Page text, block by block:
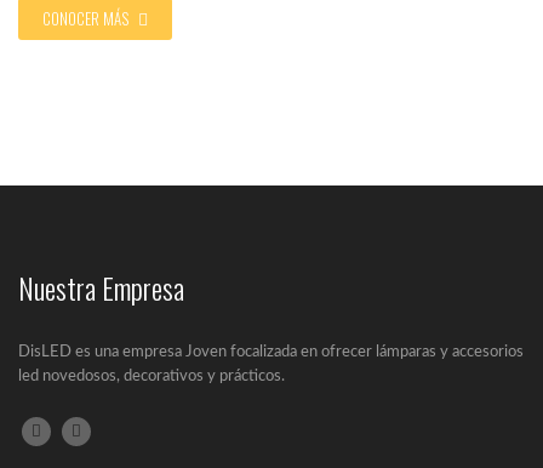
CONOCER MÁS
Nuestra Empresa
DisLED es una empresa Joven focalizada en ofrecer lámparas y accesorios
led novedosos, decorativos y prácticos.
Salud e iluminación LED